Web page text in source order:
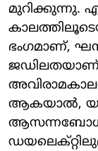
മുറിക്കുന്നു.
ഭംഗമാണ്,
ജഡിലതയാണ്.
ആകയാല്‍,